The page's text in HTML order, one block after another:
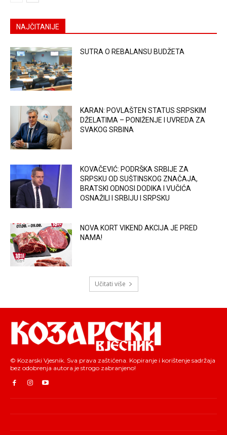
NAJČITANIJE
SUTRA O REBALANSU BUDŽETA
KARAN: POVLAŠTEN STATUS SRPSKIM
DŽELATIMA – PONIŽENJE I UVREDA ZA
SVAKOG SRBINA
KOVAČEVIĆ: PODRŠKA SRBIJE ZA
SRPSKU OD SUŠTINSKOG ZNAČAJA,
BRATSKI ODNOSI DODIKA I VUČIĆA
OSNAŽILI I SRBIJU I SRPSKU
NOVA KORT VIKEND AKCIJA JE PRED
NAMA!
Učitati više
© Kozarski Vjesnik. Sva prava zaštićena. Kopiranje i korištenje sadržaja
bez odobrenja autora je strogo zabranjeno!